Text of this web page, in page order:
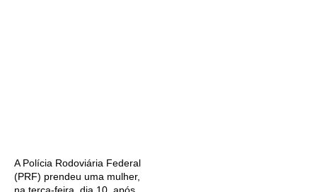
A Polícia Rodoviária Federal
(PRF) prendeu uma mulher,
na terça-feira, dia 10, após